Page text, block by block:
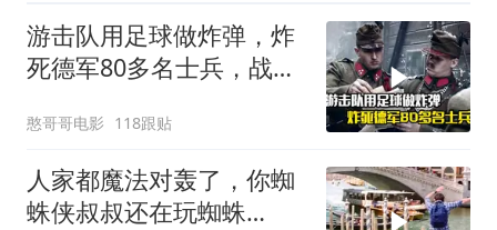
游击队用足球做炸弹，炸
死德军80多名士兵，战争
憨哥哥电影 118跟贴
人家都魔法对轰了，你蜘
蛛侠叔叔还在玩蜘蛛